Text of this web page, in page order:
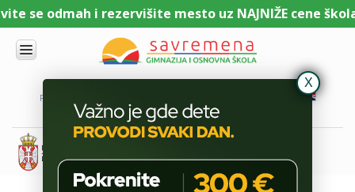
se odmah i rezervišite mesto uz NAJNIŽE cene
PORTAL ZA UČENIKE
NAMA
KOMBINOVANI
PROGRAM
NACIONALNI
PROGRAM